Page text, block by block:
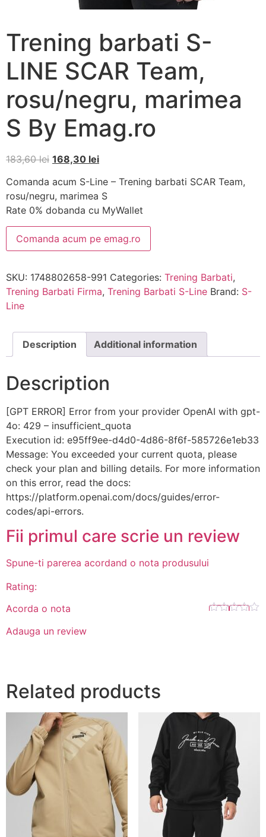
Trening barbati S-
LINE SCAR Team,
rosu/negru, marimea
S By Emag.ro
183,60lei 168,30 lei
Comanda acum S-Line – Trening barbati SCAR Team,
rosu/negru, marimea S
Rate 0% dobanda cu MyWallet
Comanda acum pe emag.ro
SKU: 1748802658-991 Categories: Trening Barbati,
Trening Barbati Firma, Trening Barbati S-Line Brand: S-
Line
Description Additional information
Description
[GPT ERROR] Error from your provider OpenAI with gpt-
4o: 429 – insufficient_quota
Execution id: e95ff9ee-d4d0-4d86-8f6f-585726e1eb33
Message: You exceeded your current quota, please
check your plan and billing details. For more information
on this error, read the docs:
https://platform.openai.com/docs/guides/error-
codes/api-errors.
Fii primul care scrie un review
Spune-ti parerea acordand o nota produsului
Rating:
Acorda o nota
Adauga un review
Related products